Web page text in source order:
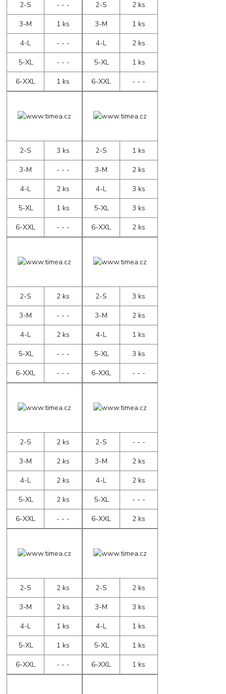
2-S
- - -
3-M
1 ks
4-L
- - -
5-XL
- - -
6-XXL
1 ks
2-S
2 ks
3-M
1 ks
4-L
2 ks
5-XL
1 ks
6-XXL
- - -
2-S
3 ks
3-M
- - -
4-L
2 ks
5-XL
1 ks
6-XXL
- - -
2-S
1 ks
3-M
2 ks
4-L
3 ks
5-XL
3 ks
6-XXL
2 ks
2-S
2 ks
3-M
- - -
4-L
2 ks
5-XL
- - -
6-XXL
- - -
2-S
3 ks
3-M
2 ks
4-L
1 ks
5-XL
3 ks
6-XXL
- - -
2-S
2 ks
3-M
2 ks
4-L
2 ks
5-XL
2 ks
6-XXL
- - -
2-S
- - -
3-M
2 ks
4-L
2 ks
5-XL
- - -
6-XXL
2 ks
2-S
2 ks
3-M
2 ks
4-L
1 ks
5-XL
1 ks
6-XXL
- - -
2-S
2 ks
3-M
3 ks
4-L
1 ks
5-XL
1 ks
6-XXL
1 ks